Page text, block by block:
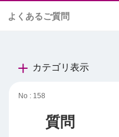
よくあるご質問
カテゴリ表示
No : 158